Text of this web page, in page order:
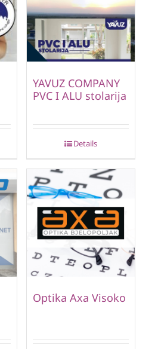
YAVUZ COMPANY
PVC I ALU stolarija
Details
Optika Axa Visoko